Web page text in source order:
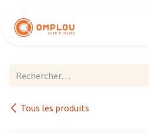
Tous les produits